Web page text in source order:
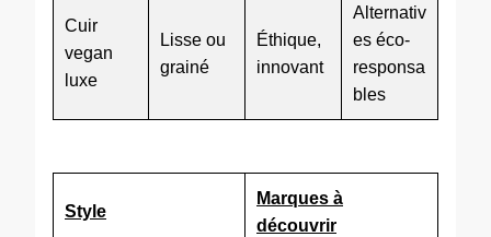
Cuir
vegan
luxe
Lisse ou
grainé
Éthique,
innovant
Alternativ
es éco-
responsa
bles
Style
Marques à
découvrir